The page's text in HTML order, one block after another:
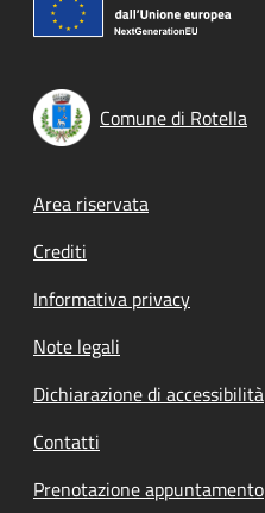
Comune di Rotella
Footer menu
Area riservata
Crediti
Informativa privacy
Note legali
Dichiarazione di accessibilità
Contatti
Prenotazione appuntamento